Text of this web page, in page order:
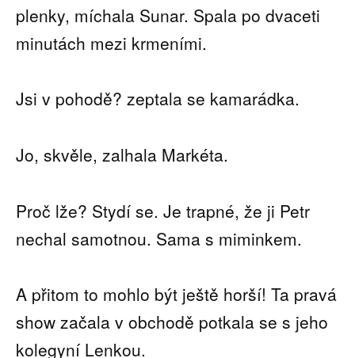
plenky, míchala Sunar. Spala po dvaceti
minutách mezi krmeními.
Jsi v pohodě? zeptala se kamarádka.
Jo, skvěle, zalhala Markéta.
Proč lže? Stydí se. Je trapné, že ji Petr
nechal samotnou. Sama s miminkem.
A přitom to mohlo být ještě horší! Ta pravá
show začala v obchodě potkala se s jeho
kolegyní Lenkou.